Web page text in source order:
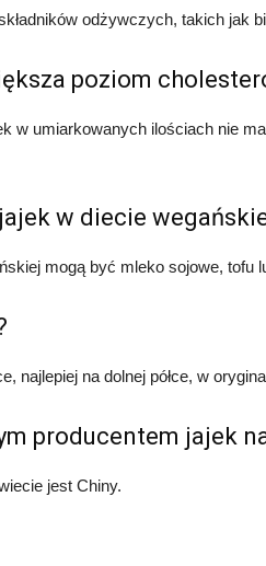
odżywczych, takich jak
poziom
w umiarkowanych ilościach nie
w diecie
mogą być mleko sojowe, tofu
najlepiej na dolnej półce, w
producentem jajek
jest Chiny.